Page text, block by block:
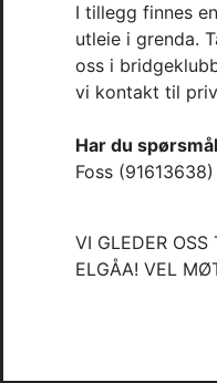
I tillegg finnes
utleie i grenda.
oss i
vi kontakt til
Har du
Foss (91613638)
VI GLEDER
ELGÅA! VEL